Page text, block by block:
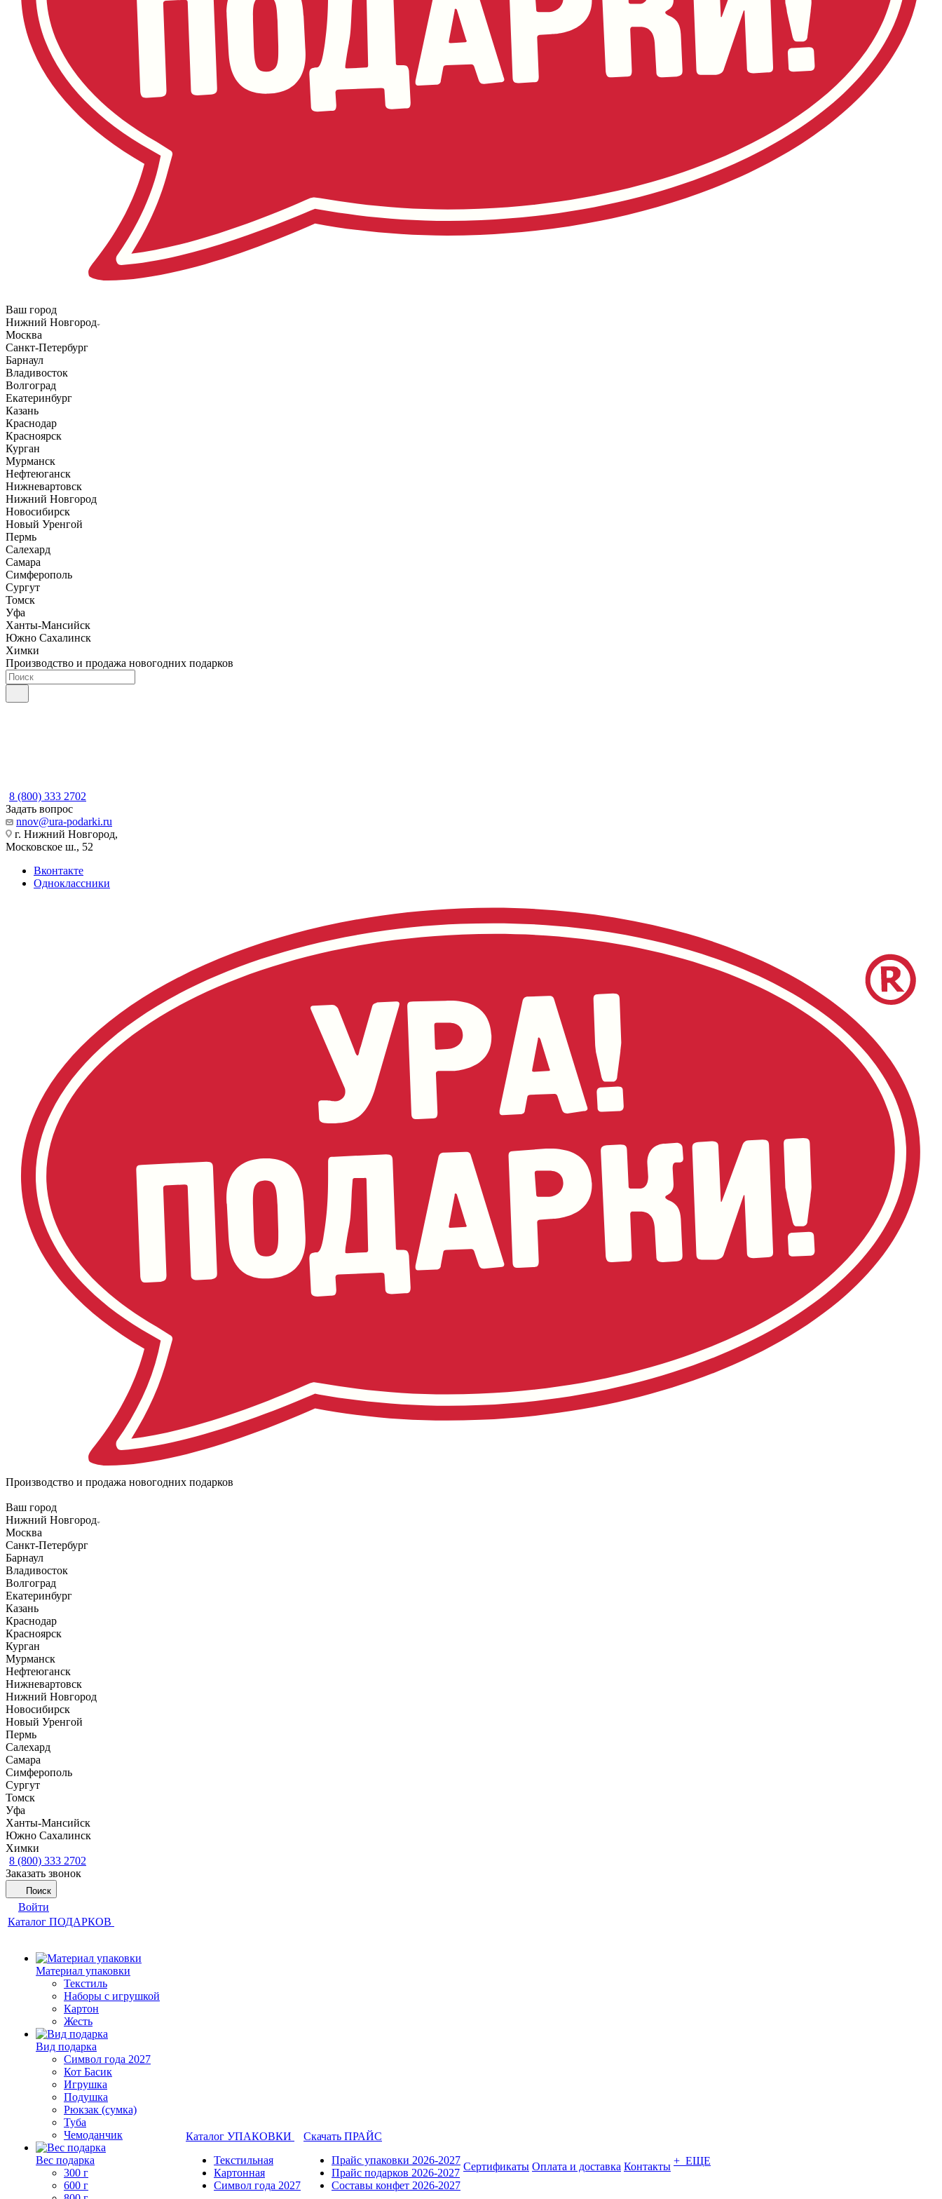
Ваш город
Нижний Новгород
Москва
Санкт-Петербург
Барнаул
Владивосток
Волгоград
Екатеринбург
Казань
Краснодар
Красноярск
Курган
Мурманск
Нефтеюганск
Нижневартовск
Нижний Новгород
Новосибирск
Новый Уренгой
Пермь
Салехард
Самара
Симферополь
Сургут
Томск
Уфа
Ханты-Мансийск
Южно Сахалинск
Химки
Производство и продажа новогодних подарков
8 (800) 333 2702
Задать вопрос
nnov@ura-podarki.ru
г. Нижний Новгород,
Московское ш., 52
Вконтакте
Одноклассники
Производство и продажа новогодних подарков
Ваш город
Нижний Новгород
Москва
Санкт-Петербург
Барнаул
Владивосток
Волгоград
Екатеринбург
Казань
Краснодар
Красноярск
Курган
Мурманск
Нефтеюганск
Нижневартовск
Нижний Новгород
Новосибирск
Новый Уренгой
Пермь
Салехард
Самара
Симферополь
Сургут
Томск
Уфа
Ханты-Мансийск
Южно Сахалинск
Химки
8 (800) 333 2702
Заказать звонок
Поиск
Войти
Каталог ПОДАРКОВ
Материал упаковки
Текстиль
Наборы с игрушкой
Картон
Жесть
Вид подарка
Символ года 2027
Кот Басик
Игрушка
Подушка
Рюкзак (сумка)
Туба
Чемоданчик
Вес подарка
300 г
600 г
Каталог УПАКОВКИ
Текстильная
Картонная
Символ года 2027
Скачать ПРАЙС
Прайс упаковки 2026-2027
Прайс подарков 2026-2027
Составы конфет 2026-2027
Сертификаты Оплата и доставка Контакты + ЕЩЕ